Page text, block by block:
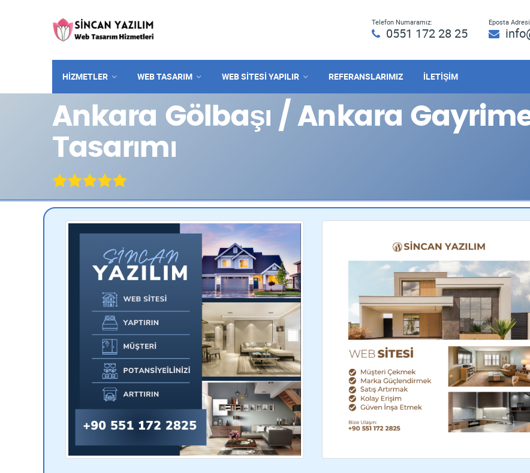
Telefon Numaramız:
0551 172 28 25
Eposta
HİZMETLER WEB TASARIM WEB SITESI YAPILIR REFERANSLARIMIZ İLETİŞİM
Ankara Gölbaşı / Ankara
Tasarımı